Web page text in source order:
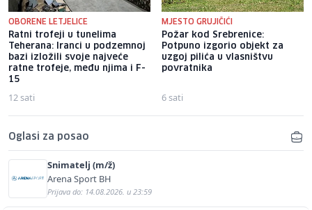
OBORENE LETJELICE
Ratni trofeji u tunelima
Teherana: Iranci u podzemnoj
bazi izložili svoje najveće
ratne trofeje, među njima i F-
15
12 sati
MJESTO GRUJIČIĆI
Požar kod Srebrenice:
Potpuno izgorio objekt za
uzgoj pilića u vlasništvu
povratnika
6 sati
Oglasi za posao
Snimatelj (m/ž)
Arena Sport BH
Prijava do: 14.08.2026. u 23:59